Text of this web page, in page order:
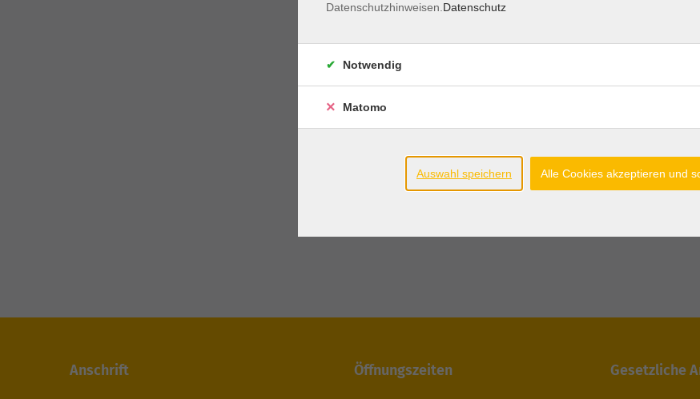
Anschrift Öffnungszeiten Gesetzliche
Datenschutzhinweisen. Datenschutz
Notwendig
Matomo
Auswahl speichern Alle Cookies akzeptieren und